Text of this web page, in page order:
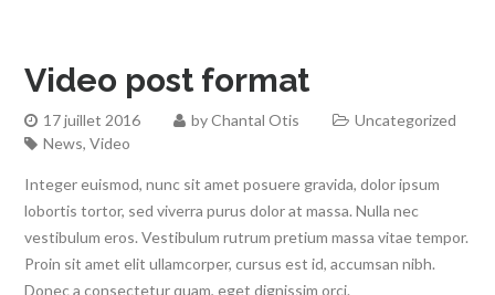
Video post format
17 juillet 2016 byChantal Otis
Uncategorized
News,Video
Integer euismod, nunc sit amet posuere gravida, dolor ipsum
lobortis tortor, sed viverra purus dolor at massa. Nulla nec
vestibulum eros. Vestibulum rutrum pretium massa vitae tempor.
Proin sit amet elit ullamcorper, cursus est id, accumsan nibh.
Donec a consectetur quam, eget dignissim orci.